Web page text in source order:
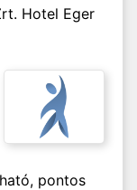
Hotel Eger
pontos